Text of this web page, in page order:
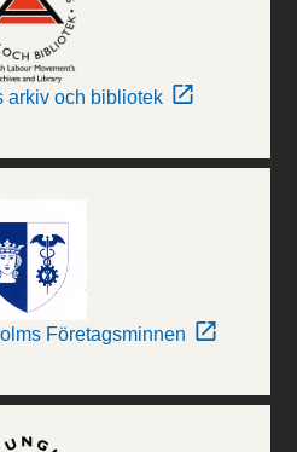
arkiv och bibliotek
Företagsminnen